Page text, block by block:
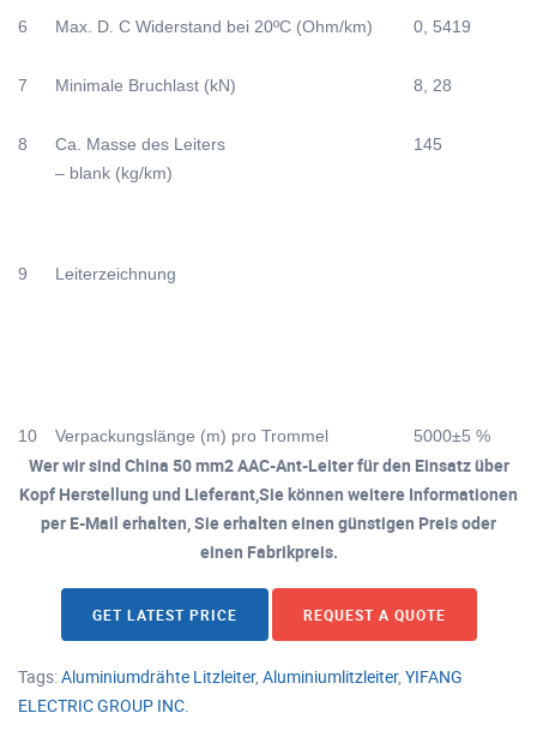
6 Max. D. C Widerstand bei 20ºC (Ohm/km) 0, 5419
7 Minimale Bruchlast (kN) 8, 28
8 Ca. Masse des Leiters
145
– blank (kg/km)
9 Leiterzeichnung
10 Verpackungslänge (m) pro Trommel 5000±5 %
Wer wir sind China 50 mm2 AAC-Ant-Leiter für den Einsatz über
Kopf Herstellung und Lieferant,Sie können weitere Informationen
per E-Mail erhalten, Sie erhalten einen günstigen Preis oder
einen Fabrikpreis.
GET LATEST PRICE REQUEST A QUOTE
Tags:Aluminiumdrähte Litzleiter, Aluminiumlitzleiter, YIFANG
ELECTRIC GROUP INC.